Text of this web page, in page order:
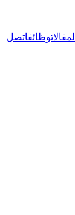
وظائفاتصل